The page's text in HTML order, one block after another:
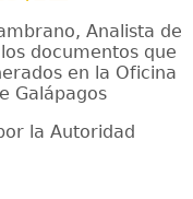
Analista de
documentos que
en la Oficina
Galápagos
la Autoridad